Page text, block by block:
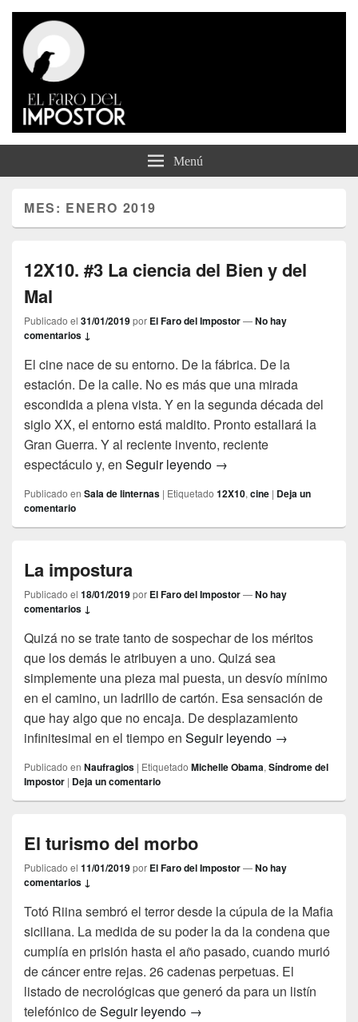
El Faro del Impostor
Menú
MES: ENERO 2019
12X10. #3 La ciencia del Bien y del
Mal
Publicado el 31/01/2019por El Faro del Impostor—No hay
comentarios ↓
El cine nace de su entorno. De la fábrica. De la
estación. De la calle. No es más que una mirada
escondida a plena vista. Y en la segunda década del
siglo XX, el entorno está maldito. Pronto estallará la
Gran Guerra. Y al reciente invento, reciente
espectáculo y, en Seguir leyendo 12X10. #3 La ciencia
→
Publicado en Sala de linternas | Etiquetado 12X10, cine | Deja un
comentario
La impostura
Publicado el 18/01/2019por El Faro del Impostor—No hay
comentarios ↓
Quizá no se trate tanto de sospechar de los méritos
que los demás le atribuyen a uno. Quizá sea
simplemente una pieza mal puesta, un desvío mínimo
en el camino, un ladrillo de cartón. Esa sensación de
que hay algo que no encaja. De desplazamiento
infinitesimal en el tiempo en Seguir leyendo La impostura
→
Publicado en Naufragios | Etiquetado Michelle Obama, Síndrome del
Impostor | Deja un comentario
El turismo del morbo
Publicado el 11/01/2019por El Faro del Impostor—No hay
comentarios ↓
Totó Riina sembró el terror desde la cúpula de la Mafia
siciliana. La medida de su poder la da la condena que
cumplía en prisión hasta el año pasado, cuando murió
de cáncer entre rejas. 26 cadenas perpetuas. El
listado de necrológicas que generó da para un listín
telefónico deSeguir leyendo El turismo del morbo
→